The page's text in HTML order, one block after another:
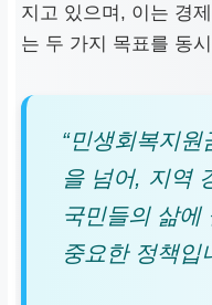
지고 있으며, 이는 경
는 두 가지 목표를 동
“민생회복지
을 넘어, 지역
국민들의 삶에
중요한 정책입